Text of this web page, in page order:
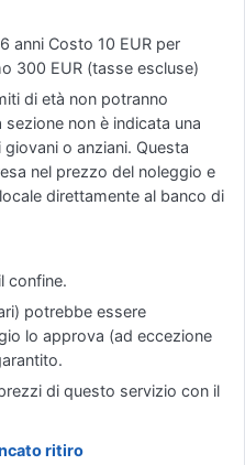
anni Costo 10 EUR per
300 EUR (tasse escluse)
di età non potranno
non è indicata una
o anziani. Questa
nel prezzo del noleggio e
direttamente al banco di
confine.
potrebbe essere
lo approva (ad eccezione
di questo servizio con il
ritiro